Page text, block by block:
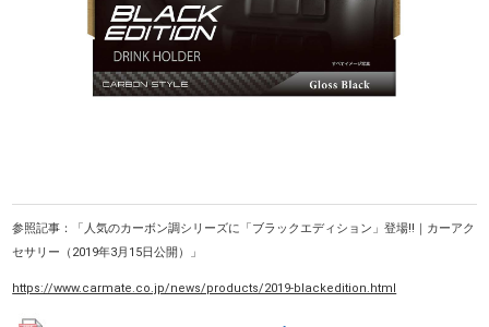
参照記事：「人気のカーボン調シリーズに「ブラックエディション」登場!!｜カーアク
セサリー（2019年3月15日公開）」
https://www.carmate.co.jp/news/products/2019-blackedition.html